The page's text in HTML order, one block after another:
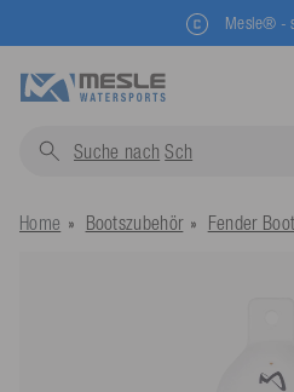
Mesle® -
Suche nach Schwimmweste
Home Bootszubehör Fender Boot